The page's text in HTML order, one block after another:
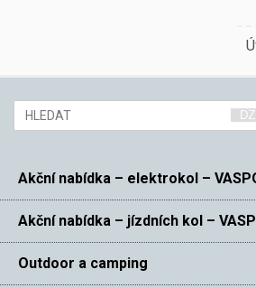
Akční nabídka – elektrokol –
Akční nabídka – jízdních kol –
Outdoor a camping